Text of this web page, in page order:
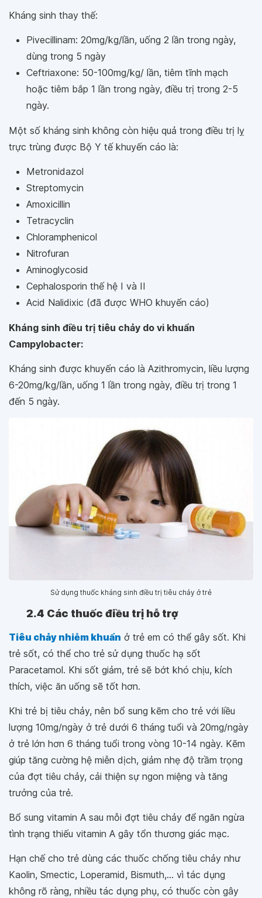
Kháng sinh thay thế:
Pivecillinam: 20mg/kg/lần, uống 2 lần trong ngày,
dùng trong 5 ngày
Ceftriaxone: 50-100mg/kg/ lần, tiêm tĩnh mạch
hoặc tiêm bắp 1 lần trong ngày, điều trị trong 2-5
ngày.
Một số kháng sinh không còn hiệu quả trong điều trị lỵ
trực trùng được Bộ Y tế khuyến cáo là:
Metronidazol
Streptomycin
Amoxicillin
Tetracyclin
Chloramphenicol
Nitrofuran
Aminoglycosid
Cephalosporin thế hệ I và II
Acid Nalidixic (đã được WHO khuyến cáo)
Kháng sinh điều trị tiêu chảy do vi khuẩn
Campylobacter:
Kháng sinh được khuyến cáo là Azithromycin, liều lượng
6-20mg/kg/lần, uống 1 lần trong ngày, điều trị trong 1
đến 5 ngày.
Sử dụng thuốc kháng sinh điều trị tiêu chảy ở trẻ
2.4 Các thuốc điều trị hỗ trợ
Tiêu chảy nhiễm khuẩn ở trẻ em có thể gây sốt. Khi
trẻ sốt, có thể cho trẻ sử dụng thuốc hạ sốt
Paracetamol. Khi sốt giảm, trẻ sẽ bớt khó chịu, kích
thích, việc ăn uống sẽ tốt hơn.
Khi trẻ bị tiêu chảy, nên bổ sung kẽm cho trẻ với liều
lượng 10mg/ngày ở trẻ dưới 6 tháng tuổi và 20mg/ngày
ở trẻ lớn hơn 6 tháng tuổi trong vòng 10-14 ngày. Kẽm
giúp tăng cường hệ miễn dịch, giảm nhẹ độ trầm trọng
của đợt tiêu chảy, cải thiện sự ngon miệng và tăng
trưởng của trẻ.
Bổ sung vitamin A sau mỗi đợt tiêu chảy để ngăn ngừa
tình trạng thiếu vitamin A gây tổn thương giác mạc.
Hạn chế cho trẻ dùng các thuốc chống tiêu chảy như
Kaolin, Smectic, Loperamid, Bismuth,... vì tác dụng
không rõ ràng, nhiều tác dụng phụ, có thuốc còn gây